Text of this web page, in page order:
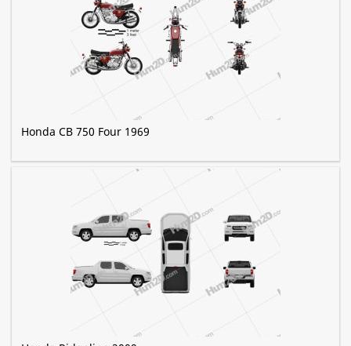
Honda CB 750 Four 1969